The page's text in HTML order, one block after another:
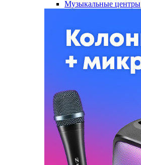
Музыкальные центры